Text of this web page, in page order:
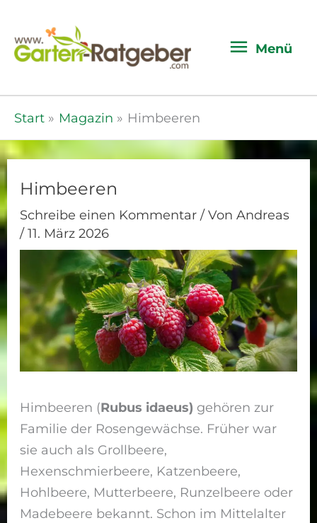
Menü
Start Magazin Himbeeren
Himbeeren
Schreibe einen Kommentar / VonAndreas
/11. März 2026
Himbeeren (Rubus idaeus) gehören zur
Familie der Rosengewächse. Früher war
sie auch als Grollbeere,
Hexenschmierbeere, Katzenbeere,
Hohlbeere, Mutterbeere, Runzelbeere oder
Madebeere bekannt. Schon im Mittelalter